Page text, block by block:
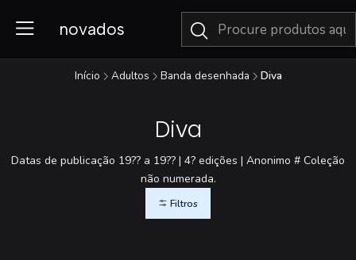
novados
Início Adultos Banda desenhada Diva
Diva
Datas de publicação 19?? a 19?? | 4? edições | Anonimo # Coleção
não numerada.
Filtros